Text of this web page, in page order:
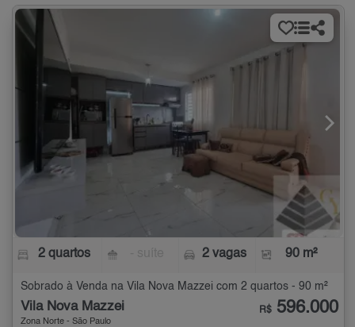
2 quartos 2 vagas 90 m²
Sobrado à Venda na Vila Nova Mazzei com 2 quartos - 90 m²
Vila Nova Mazzei
Zona Norte - São Paulo
R$ 596.000